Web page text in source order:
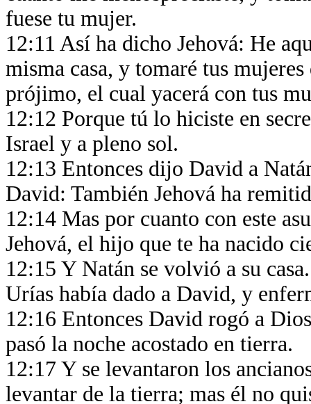
fuese tu mujer.
12:11 Así ha dicho Jehová: He
misma casa, y tomaré tus
prójimo, el cual yacerá con tus
12:12 Porque tú lo hiciste en
Israel y a pleno sol.
12:13 Entonces dijo David a
David: También Jehová ha
12:14 Mas por cuanto con este
Jehová, el hijo que te ha nacido
12:15 Y Natán se volvió a su
Urías había dado a David, y
12:16 Entonces David rogó a
pasó la noche acostado en tierra.
12:17 Y se levantaron los
levantar de la tierra; mas él no